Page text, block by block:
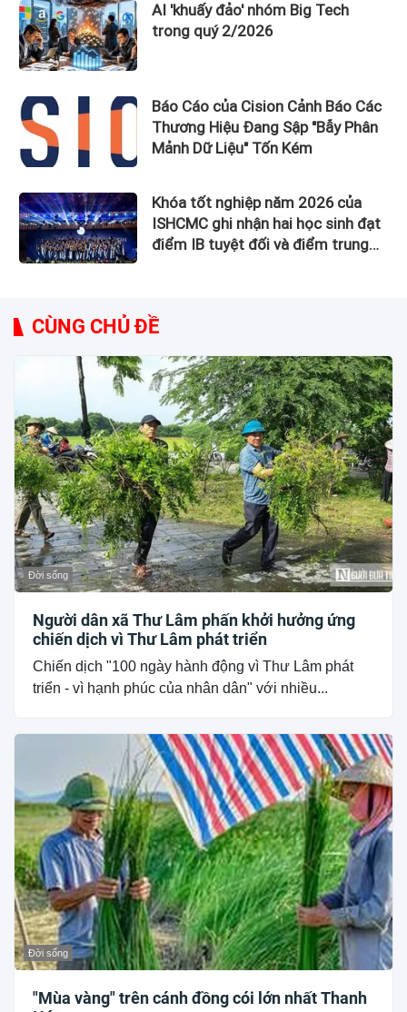
AI 'khuấy đảo' nhóm Big Tech
trong quý 2/2026
Báo Cáo của Cision Cảnh Báo Các
Thương Hiệu Đang Sập "Bẫy Phân
Mảnh Dữ Liệu" Tốn Kém
Khóa tốt nghiệp năm 2026 của
ISHCMC ghi nhận hai học sinh đạt
điểm IB tuyệt đối và điểm trung
CÙNG CHỦ ĐỀ
Đời sống
Người dân xã Thư Lâm phấn khởi hưởng ứng
chiến dịch vì Thư Lâm phát triển
Chiến dịch "100 ngày hành động vì Thư Lâm phát
triển - vì hạnh phúc của nhân dân" với nhiều...
Đời sống
"Mùa vàng" trên cánh đồng cói lớn nhất Thanh